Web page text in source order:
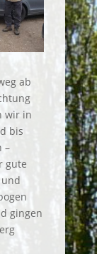
ab
wir in
bis
–
gute
gingen